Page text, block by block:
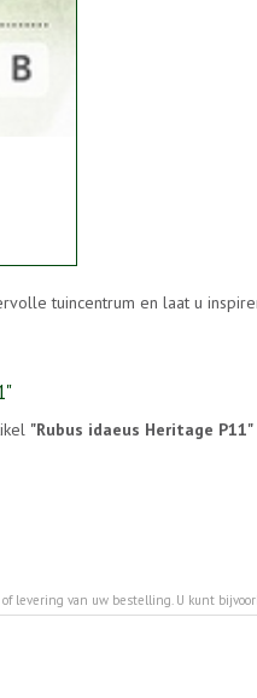
tuincentrum en laat u
"Rubus idaeus Heritage P11"
levering van uw bestelling. U kunt